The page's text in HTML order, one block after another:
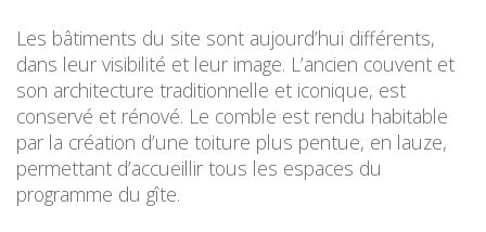
Les bâtiments du site sont aujourd’hui différents,
dans leur visibilité et leur image. L’ancien couvent et
son architecture traditionnelle et iconique, est
conservé et rénové. Le comble est rendu habitable
par la création d’une toiture plus pentue, en lauze,
permettant d’accueillir tous les espaces du
programme du gîte.